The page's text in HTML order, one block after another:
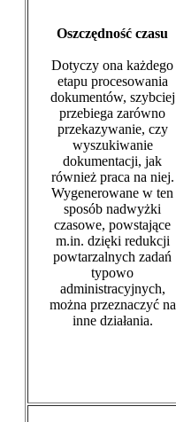
Oszczędność czasu
Dotyczy ona każdego
etapu procesowania
dokumentów, szybciej
przebiega zarówno
przekazywanie, czy
wyszukiwanie
dokumentacji, jak
również praca na niej.
Wygenerowane w ten
sposób nadwyżki
czasowe, powstające
m.in. dzięki redukcji
powtarzalnych zadań
typowo
administracyjnych,
można przeznaczyć na
inne działania.